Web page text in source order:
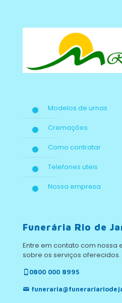
Modelos de urnas
Cremações
Como contratar
Telefones uteis
Nossa empresa
Funerária Rio de
Entre em contato com nossa
sobre os serviços oferecidos.
0800 000 8995